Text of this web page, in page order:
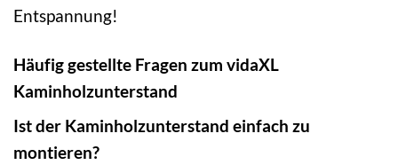
Entspannung!
Häufig gestellte Fragen zum vidaXL
Kaminholzunterstand
Ist der Kaminholzunterstand einfach zu
montieren?